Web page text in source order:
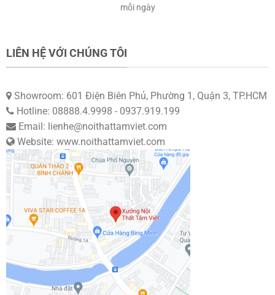
mỗi ngày
LIÊN HỆ VỚI CHÚNG TÔI
Showroom: 601 Điện Biên Phủ, Phường 1, Quận 3, TP.HCM
Hotline: 08888.4.9998 - 0937.919.199
Email: lienhe@noithattamviet.com
Website: www.noithattamviet.com